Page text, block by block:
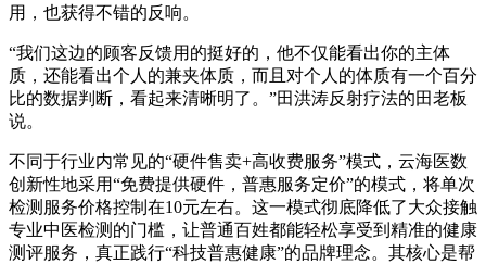
用，也获得不错的反响。
“我们这边的顾客反馈用的挺好的，他不仅能看出你的主体
质，还能看出个人的兼夹体质，而且对个人的体质有一个百分
比的数据判断，看起来清晰明了。”田洪涛反射疗法的田老板
说。
不同于行业内常见的“硬件售卖+高收费服务”模式，云海医数
创新性地采用“免费提供硬件，普惠服务定价”的模式，将单次
检测服务价格控制在10元左右。这一模式彻底降低了大众接触
专业中医检测的门槛，让普通百姓都能轻松享受到精准的健康
测评服务，真正践行“科技普惠健康”的品牌理念。其核心是帮